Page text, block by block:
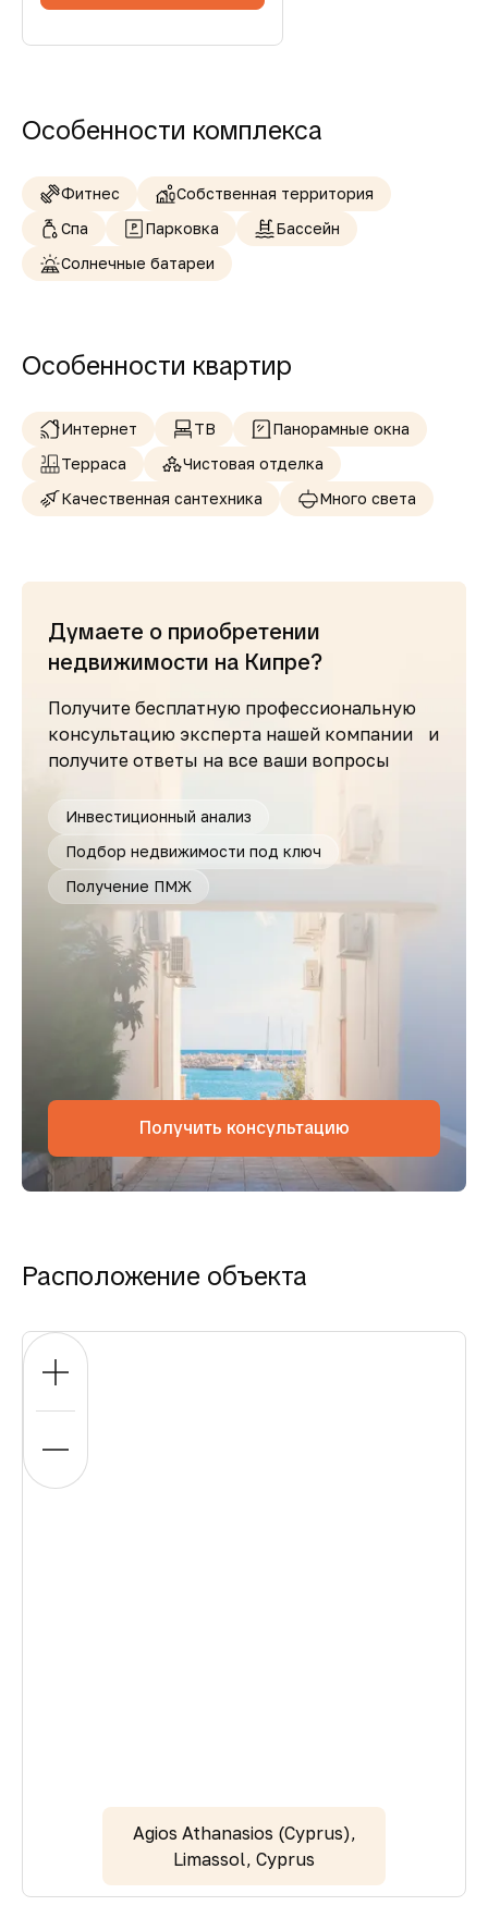
Особенности комплекса
Фитнес
Собственная территория
Спа
Парковка
Бассейн
Солнечные батареи
Особенности квартир
Интернет ТВ
Панорамные окна
Терраса
Чистовая отделка
Качественная сантехника
Много света
Думаете о приобретении
недвижимости на Кипре?
Получите бесплатную профессиональную
консультацию эксперта нашей компании и
получите ответы на все ваши вопросы
Инвестиционный анализ
Подбор недвижимости под ключ
Получение ПМЖ
Получить консультацию
Расположение объекта
Agios Athanasios (Cyprus),
Limassol, Cyprus